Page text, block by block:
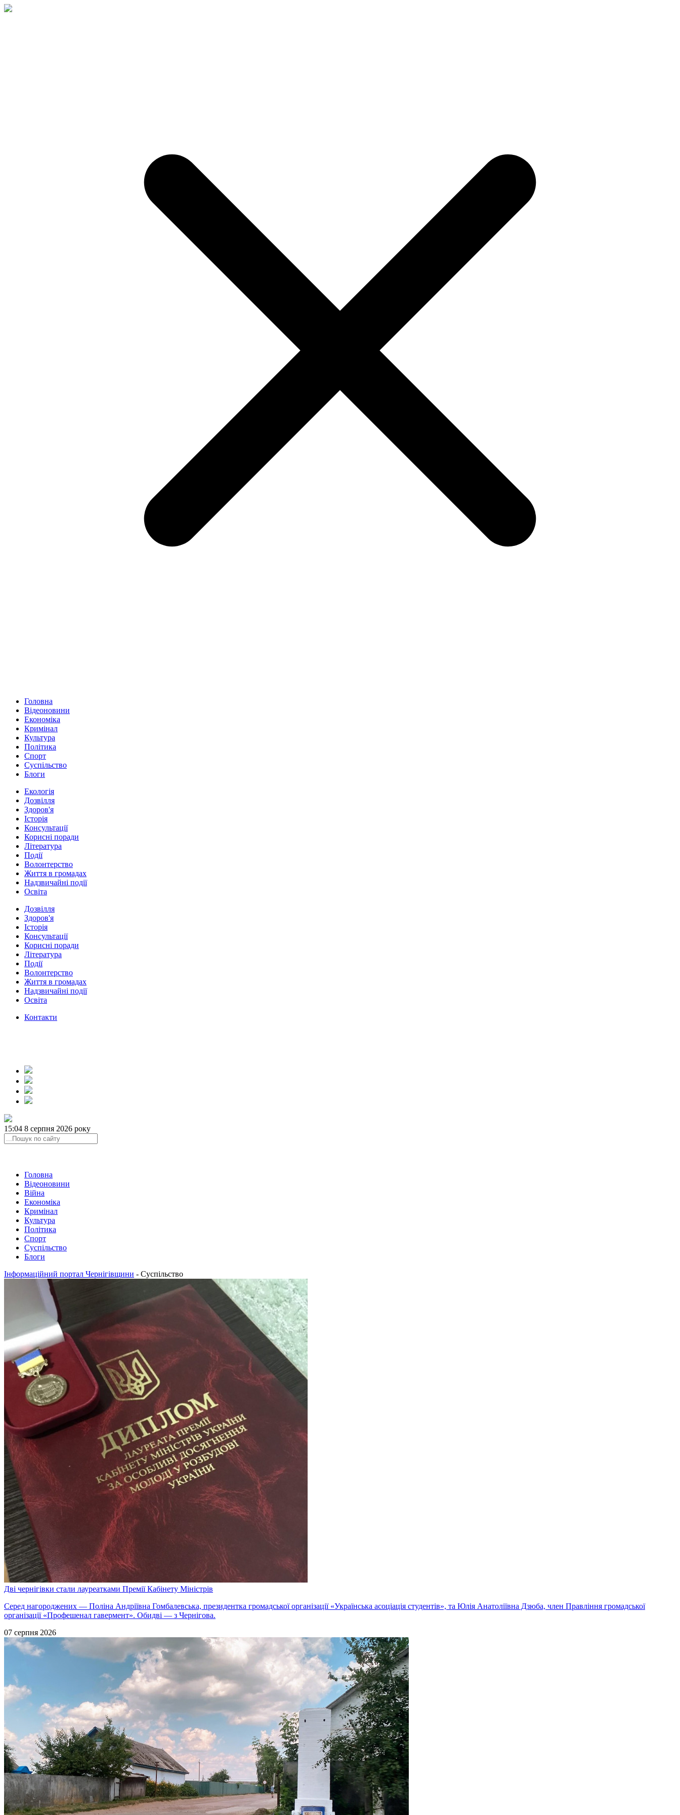
Головна
Відеоновини
Економіка
Кримінал
Культура
Політика
Спорт
Суспільство
Блоги
Екологія
Дозвілля
Здоров'я
Історія
Консультації
Корисні поради
Література
Події
Волонтерство
Життя в громадах
Надзвичайні події
Освіта
Дозвілля
Здоров'я
Історія
Консультації
Корисні поради
Література
Події
Волонтерство
Життя в громадах
Надзвичайні події
Освіта
Контакти
15:04 8 серпня 2026 року
Головна
Відеоновини
Війна
Економіка
Кримінал
Культура
Політика
Спорт
Суспільство
Блоги
Інформаційний портал Чернігівщини - Суспільство
Дві чернігівки стали лауреатками Премії Кабінету Міністрів
Серед нагороджених — Поліна Андріївна Гомбалевська, президентка громадської організації «Українська асоціація студентів», та Юлія Анатоліївна Дзюба, член Правління громадської
організації «Профешенал гавермент». Обидві — з Чернігова.
07 серпня 2026